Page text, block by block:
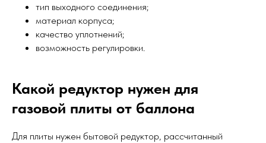
тип выходного соединения;
материал корпуса;
качество уплотнений;
возможность регулировки.
Какой редуктор нужен для
газовой плиты от баллона
Для плиты нужен бытовой редуктор, рассчитанный